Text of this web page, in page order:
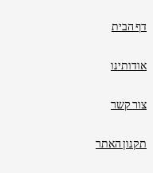
דף הבית
אודותינו
צור קשר
תקנון האתר